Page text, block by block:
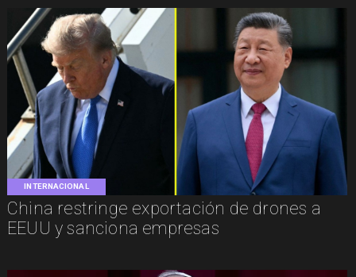
INTERNACIONAL
China restringe exportación de drones a
EEUU y sanciona empresas